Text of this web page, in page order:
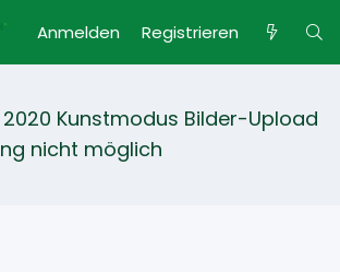
Anmelden Registrieren
Kunstmodus Bilder-Upload
nicht möglich